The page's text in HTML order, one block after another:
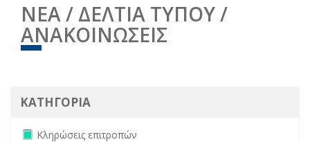
ΝΕΑ / ΔΕΛΤΙΑ ΤΥΠΟΥ /
ΑΝΑΚΟΙΝΩΣΕΙΣ
ΚΑΤΗΓΟΡΙΑ
Remove Κληρώσεις επιτροπών filter
Κληρώσεις επιτροπών